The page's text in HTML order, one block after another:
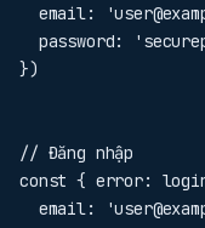
  email: '
})
// Đăng nhập
const { error:
  email: '